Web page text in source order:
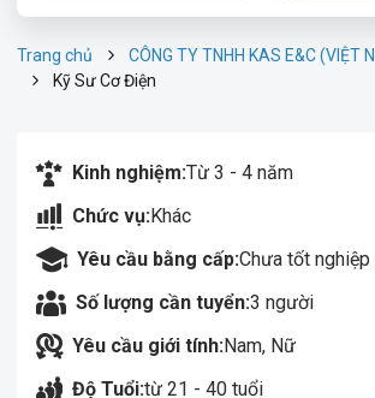
Trang chủ
CÔNG TY TNHH KAS E&C (VIỆT
Kỹ Sư Cơ Điện
Kinh nghiệm:Từ 3 - 4 năm
Chức vụ:Khác
Yêu cầu bằng cấp:Chưa tốt nghiệp
Số lượng cần tuyển:3 người
Yêu cầu giới tính:Nam, Nữ
Độ Tuổi:từ 21 - 40 tuổi